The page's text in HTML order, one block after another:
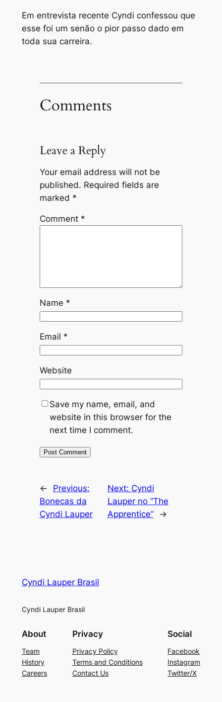
Em entrevista recente Cyndi confessou que
esse foi um senão o pior passo dado em
toda sua carreira.
Comments
Leave a Reply
Your email address will not be
published. Required fields are
marked *
Comment *
Name *
Email *
Website
Save my name, email, and
website in this browser for the
next time I comment.
←
Previous:
Bonecas da
Cyndi Lauper
Next: Cyndi
Lauper no “The
Apprentice”
→
Cyndi Lauper Brasil
Cyndi Lauper Brasil
About
Team
History
Careers
Privacy
Privacy Policy
Terms and Conditions
Contact Us
Social
Facebook
Instagram
Twitter/X